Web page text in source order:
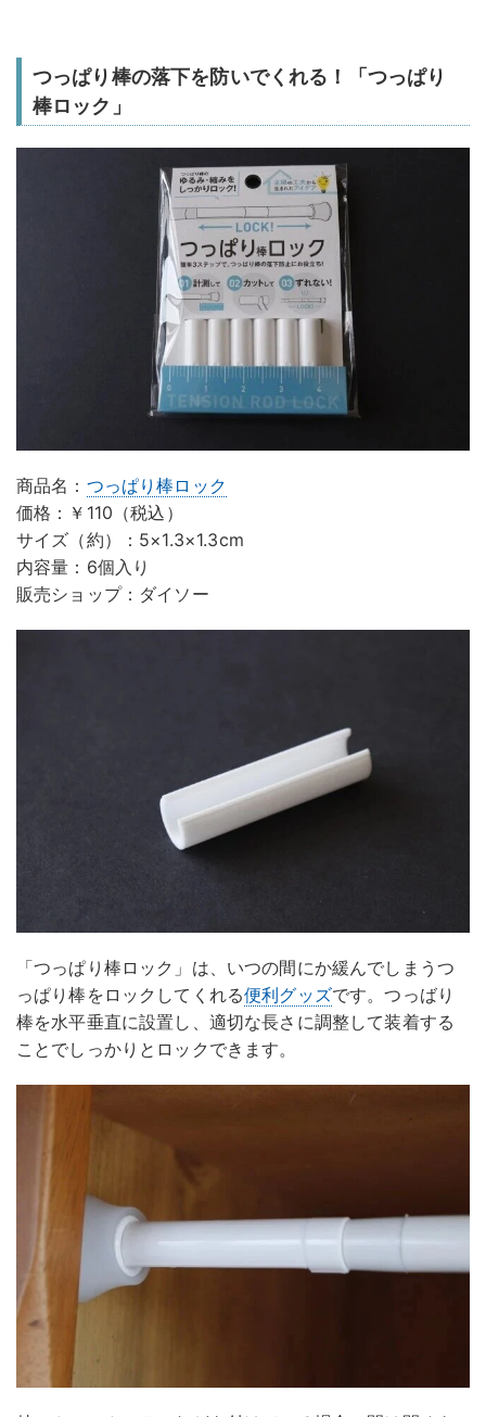
つっぱり棒の落下を防いでくれる！「つっぱり
棒ロック」
商品名： つっぱり棒ロック
価格：￥110（税込）
サイズ（約）：5×1.3×1.3cm
内容量：6個入り
販売ショップ：ダイソー
「つっぱり棒ロック」は、いつの間にか緩んでしまうつ
っぱり棒をロックしてくれる便利グッズです。つっばり
棒を水平垂直に設置し、適切な長さに調整して装着する
ことでしっかりとロックできます。